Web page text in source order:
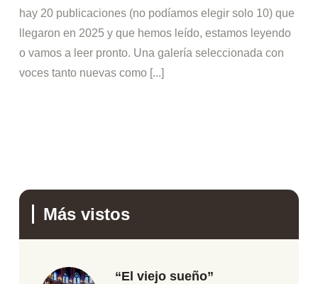
hay 20 publicaciones (no podíamos elegir solo 10) que
llegaron en 2025 y que hemos leído, estamos leyendo
o vamos a leer pronto. Una galería seleccionada con
voces tanto nuevas como [...]
Más vistos
“El viejo sueño”